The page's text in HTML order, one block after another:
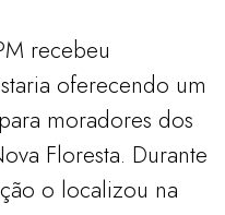
recebeu
oferecendo um
moradores dos
Floresta. Durante
o localizou na